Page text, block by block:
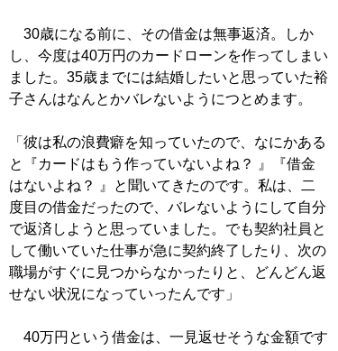
30歳になる前に、その借金は無事返済。しか
し、今度は40万円のカードローンを作ってしまい
ました。35歳までには結婚したいと思っていた裕
子さんはなんとかバレないようにつとめます。
「彼は私の浪費癖を知っていたので、なにかある
と『カードはもう作っていないよね？ 』『借金
はないよね？ 』と聞いてきたのです。私は、二
度目の借金だったので、バレないようにして自分
で返済しようと思っていました。でも契約社員と
して働いていた仕事が急に契約終了したり、次の
職場がすぐに見つからなかったりと、どんどん返
せない状況になっていったんです」
40万円という借金は、一見返せそうな金額です